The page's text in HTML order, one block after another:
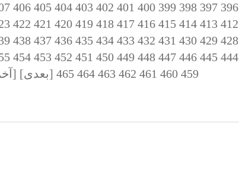
396
397
398
399
400
401
402
403
404
405
406
412
413
414
415
416
417
418
419
420
421
422
428
429
430
431
432
433
434
435
436
437
438
444
445
446
447
448
449
450
451
452
453
454
459
460
461
462
463
464
465 [بعدی]